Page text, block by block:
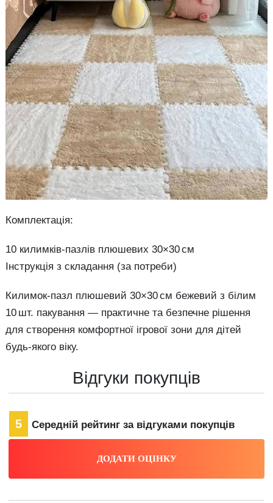
Комплектація:
10 килимків-пазлів плюшевих 30×30 см
Інструкція з складання (за потреби)
Килимок-пазл плюшевий 30×30 см бежевий з білим
10 шт. пакування — практичне та безпечне рішення
для створення комфортної ігрової зони для дітей
будь-якого віку.
Відгуки покупців
5 Середній рейтинг за відгуками покупців